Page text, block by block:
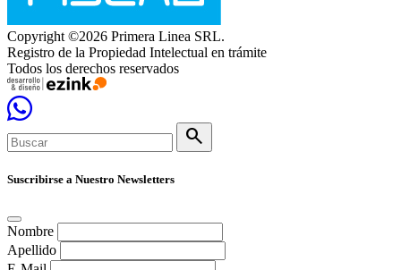
Copyright ©2026 Primera Linea SRL.
Registro de la Propiedad Intelectual en trámite
Todos los derechos reservados
search
Suscribirse a Nuestro Newsletters
Nombre
Apellido